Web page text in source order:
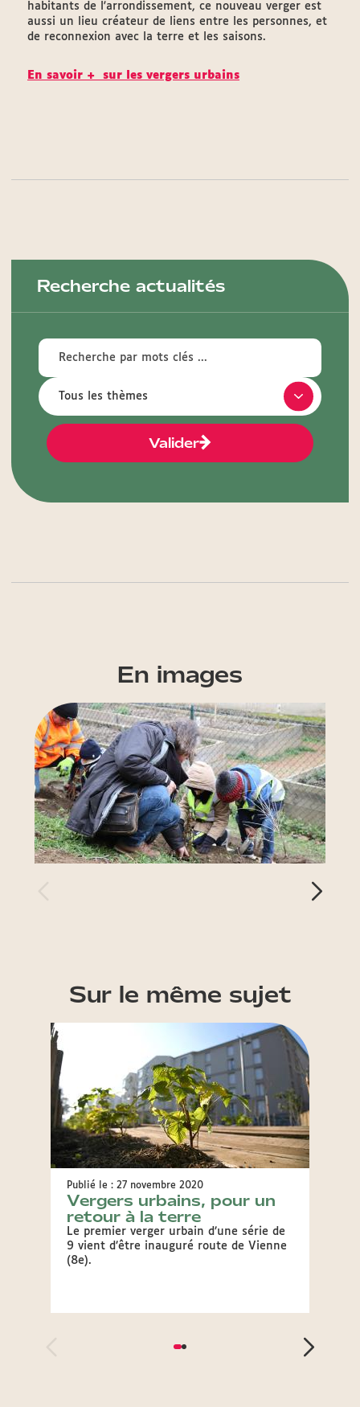
habitants de l'arrondissement, ce nouveau verger est
aussi un lieu créateur de liens entre les personnes, et
de reconnexion avec la terre et les saisons.
En savoir + sur les vergers urbains
Recherche actualités
Valider
En images
Sur le même sujet
Publié le : 27 novembre 2020
Vergers urbains, pour un
retour à la terre
Le premier verger urbain d’une série de
9 vient d’être inauguré route de Vienne
(8e).